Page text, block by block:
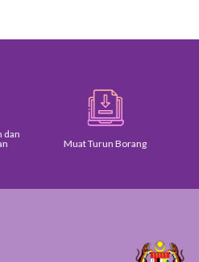
Muat Turun Borang